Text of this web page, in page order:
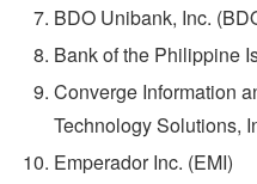
BDO Unibank, Inc.
Bank of the Philippine
Converge Information
Technology Solutions,
Emperador Inc. (EMI)